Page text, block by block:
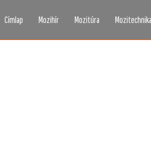
Címlap Mozihír Mozitúra Mozitechnika